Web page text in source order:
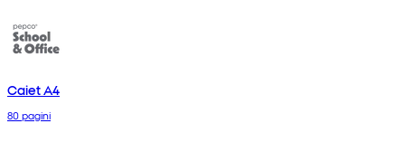
Caiet A4
80 pagini